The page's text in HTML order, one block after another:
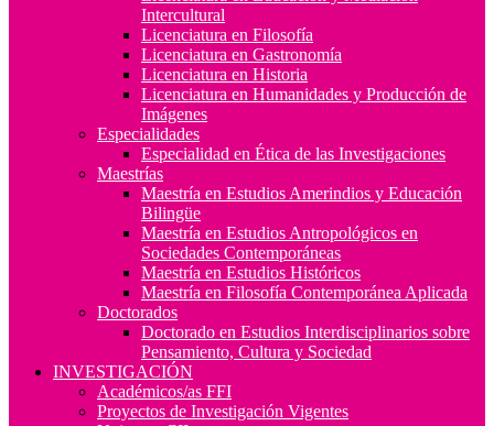
Intercultural
Licenciatura en Filosofía
Licenciatura en Gastronomía
Licenciatura en Historia
Licenciatura en Humanidades y Producción de
Imágenes
Especialidades
Especialidad en Ética de las Investigaciones
Maestrías
Maestría en Estudios Amerindios y Educación
Bilingüe
Maestría en Estudios Antropológicos en
Sociedades Contemporáneas
Maestría en Estudios Históricos
Maestría en Filosofía Contemporánea Aplicada
Doctorados
Doctorado en Estudios Interdisciplinarios sobre
Pensamiento, Cultura y Sociedad
INVESTIGACIÓN
Académicos/as FFI
Proyectos de Investigación Vigentes